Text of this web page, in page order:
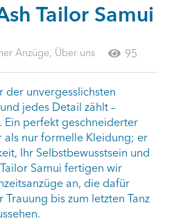
Tailor Samui
Anzüge, Über uns 95
der unvergesslichsten
jedes Detail zählt –
Ein perfekt geschneiderter
als nur formelle Kleidung; er
Ihr Selbstbewusstsein und
Samui fertigen wir
an, die dafür
bis zum letzten Tanz